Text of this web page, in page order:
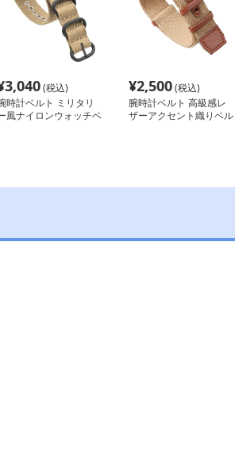
3,040(税込)
時計ベルト ミリタリ
風ナイロンウォッチベ
¥2,500(税込)
腕時計ベルト 高級感レ
ザーアクセント織りベル